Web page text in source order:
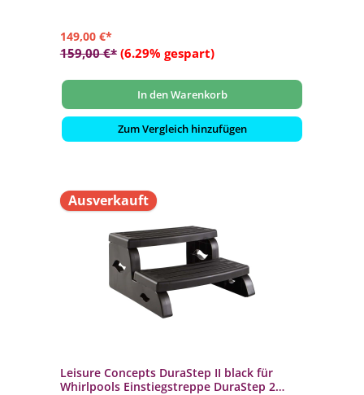
149,00 €*
159,00 €* (6.29% gespart)
In den Warenkorb
Zum Vergleich hinzufügen
Ausverkauft
Leisure Concepts DuraStep II black für
Whirlpools Einstiegstreppe DuraStep 2